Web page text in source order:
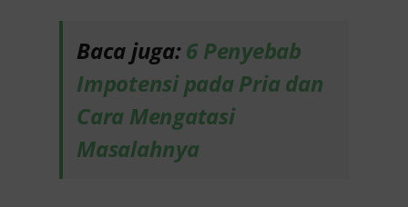
Baca juga:6 Penyebab
Impotensi pada Pria dan
Cara Mengatasi
Masalahnya